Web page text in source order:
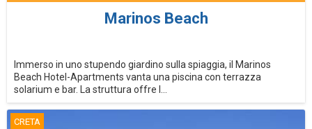
Marinos Beach
Immerso in uno stupendo giardino sulla spiaggia, il Marinos
Beach Hotel-Apartments vanta una piscina con terrazza
solarium e bar. La struttura offre l...
CRETA